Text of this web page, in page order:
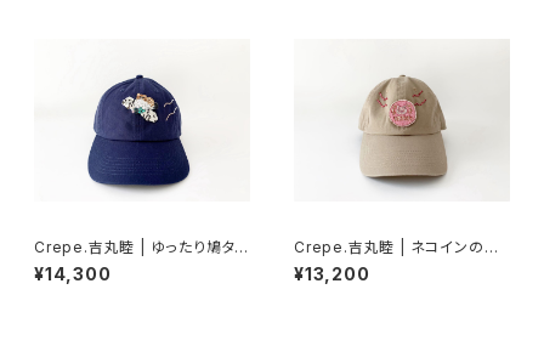
Crepe.吉丸睦 | ゆったり鳩タク
シーのブ帽
¥14,300
Crepe.吉丸睦 | ネコインのブ
帽
¥13,200